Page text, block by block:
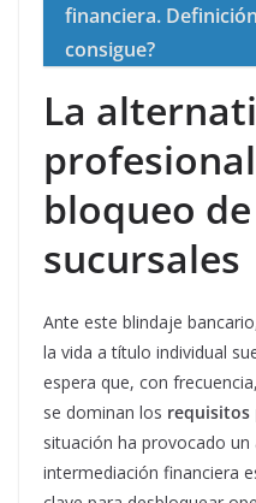
financiera.
consigue?
La
bloqueo
sucursales
Ante este blindaje
la vida a título individual
espera que, con
se dominan los requisitos
situación ha provocado
intermediación financiera